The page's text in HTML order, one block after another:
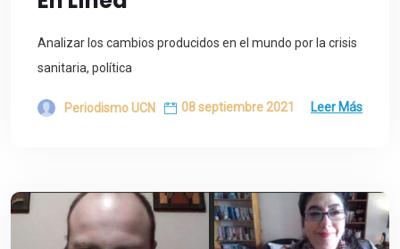
Analizar los cambios producidos en el mundo por la crisis
sanitaria, política
Periodismo UCN 08 septiembre 2021 Leer Más